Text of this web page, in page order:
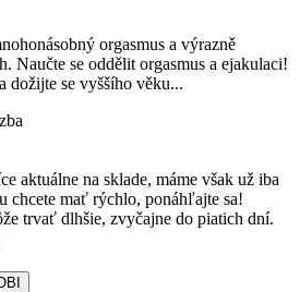
orgasmus a výrazně
Naučte se oddělit orgasmus a ejakulaci!
dožijte se vyššího věku...
aktuálne na sklade, máme však už iba
chcete mať rýchlo, ponáhľajte sa!
trvať dlhšie, zvyčajne do piatich dní.